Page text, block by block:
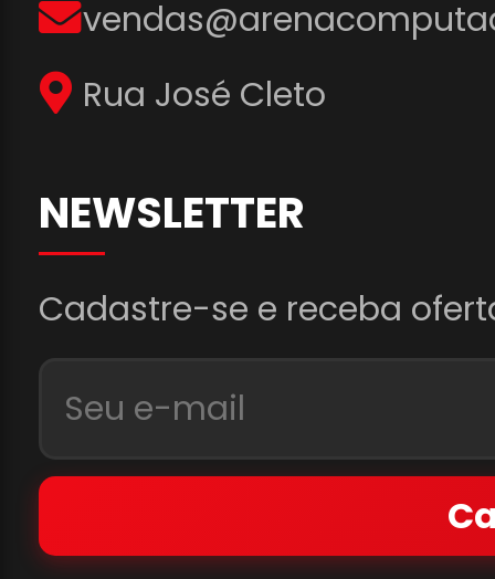
Rua José Cleto
NEWSLETTER
Cadastre-se e receba